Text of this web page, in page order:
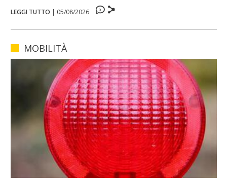
LEGGI TUTTO | 05/08/2026 0
MOBILITÀ